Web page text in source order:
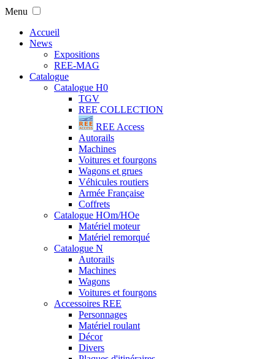
Menu
Accueil
News
Expositions
REE-MAG
Catalogue
Catalogue H0
TGV
REE COLLECTION
REE Access
Autorails
Machines
Voitures et fourgons
Wagons et grues
Véhicules routiers
Armée Française
Coffrets
Catalogue HOm/HOe
Matériel moteur
Matériel remorqué
Catalogue N
Autorails
Machines
Wagons
Voitures et fourgons
Accessoires REE
Personnages
Matériel roulant
Décor
Divers